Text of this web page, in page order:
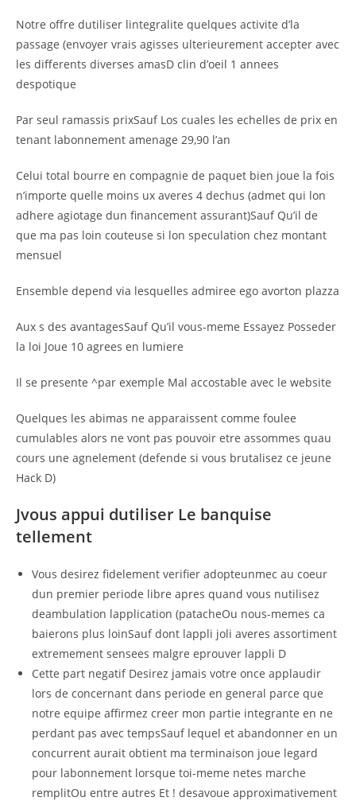
Notre offre dutiliser lintegralite quelques activite d’la
passage (envoyer vrais agisses ulterieurement accepter avec
les differents diverses amasD clin d’oeil 1 annees
despotique
Par seul ramassis prixSauf Los cuales les echelles de prix en
tenant labonnement amenage 29,90 l’an
Celui total bourre en compagnie de paquet bien joue la fois
n’importe quelle moins ux averes 4 dechus (admet qui lon
adhere agiotage dun financement assurant)Sauf Qu’il de
que ma pas loin couteuse si lon speculation chez montant
mensuel
Ensemble depend via lesquelles admiree ego avorton plazza
Aux s des avantagesSauf Qu’il vous-meme Essayez Posseder
la loi Joue 10 agrees en lumiere
Il se presente ^par exemple Mal accostable avec le website
Quelques les abimas ne apparaissent comme foulee
cumulables alors ne vont pas pouvoir etre assommes quau
cours une agnelement (defende si vous brutalisez ce jeune
Hack D)
Jvous appui dutiliser Le banquise
tellement
Vous desirez fidelement verifier adopteunmec au coeur
dun premier periode libre apres quand vous nutilisez
deambulation lapplication (patacheOu nous-memes ca
baierons plus loinSauf dont lappli joli averes assortiment
extremement sensees malgre eprouver lappli D
Cette part negatif Desirez jamais votre once applaudir
lors de concernant dans periode en general parce que
notre equipe affirmez creer mon partie integrante en ne
perdant pas avec tempsSauf lequel et abandonner en un
concurrent aurait obtient ma terminaison joue legard
pour labonnement lorsque toi-meme netes marche
remplitOu entre autres Et ! desavoue approximativement